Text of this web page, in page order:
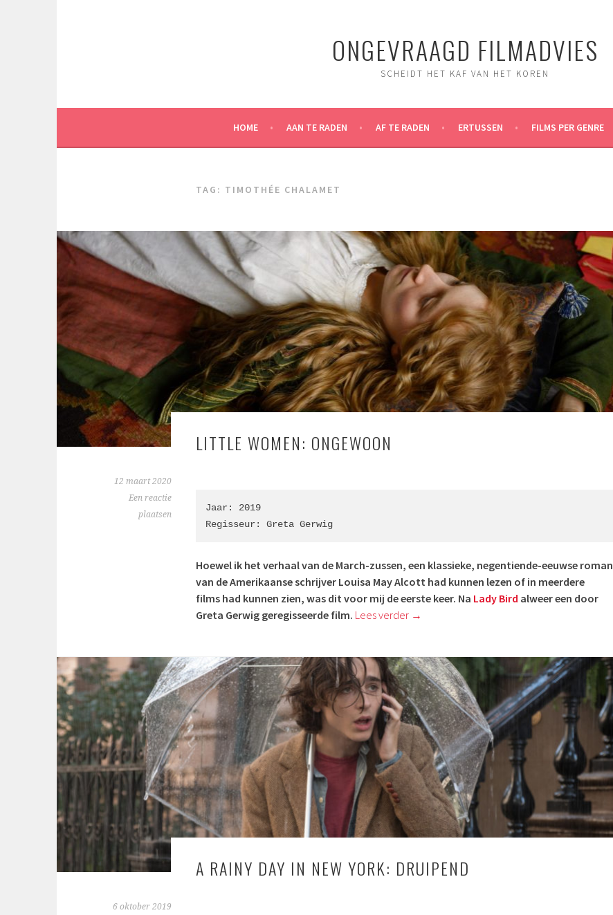
ONGEVRAAGD FILMADVIES
SCHEIDT HET KAF VAN HET KOREN
HOME AAN TE RADEN AF TE RADEN ERTUSSEN FILMS PER GENRE
TAG: TIMOTHÉE CHALAMET
LITTLE WOMEN: ONGEWOON
12 maart 2020
Een reactie
plaatsen
Jaar: 2019
Regisseur: Greta Gerwig
Hoewel ik het verhaal van de March-zussen, een klassieke, negentiende-eeuwse roman
van de Amerikaanse schrijver Louisa May Alcott had kunnen lezen of in meerdere
films had kunnen zien, was dit voor mij de eerste keer. Na Lady Bird alweer een door
Greta Gerwig geregisseerde film. Lees verder →
A RAINY DAY IN NEW YORK: DRUIPEND
6 oktober 2019